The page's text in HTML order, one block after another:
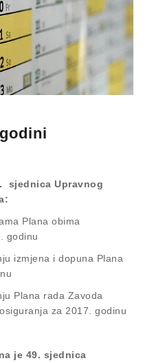
sjednica Upravnog
Plana obima
godinu
izmjena i dopuna Plana
Plana rada Zavoda
za 2017. godinu
je 49. sjednica